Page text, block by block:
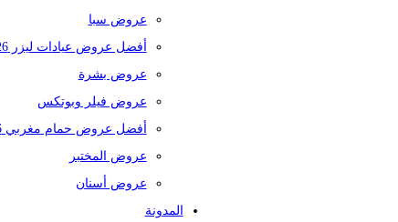
عروض سبا
أفضل عروض عيادات ليزر 2026
عروض بشرة
عروض فيلر وبوتكس
أفضل عروض حمام مغربي 2026
عروض المختبر
عروض أسنان
المدونة